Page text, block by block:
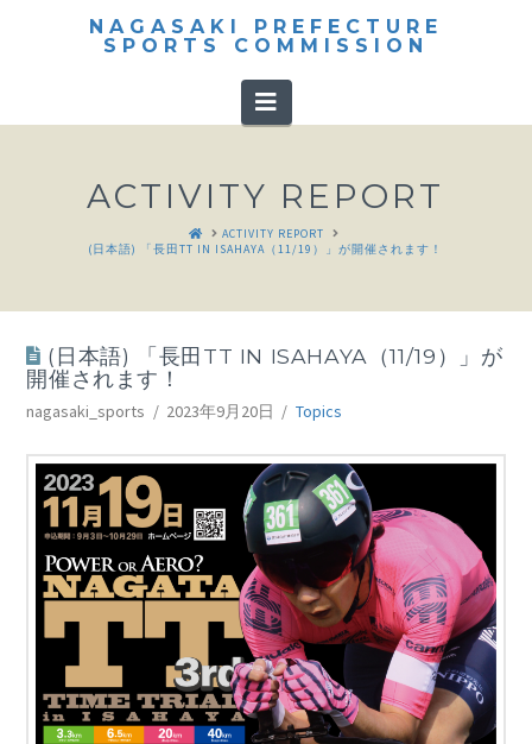
NAGASAKI PREFECTURE
SPORTS COMMISSION
Navigation
ACTIVITY REPORT
HOMEACTIVITY REPORT
(日本語) 「長田TT IN ISAHAYA（11/19）」が開催されます！
(日本語) 「長田TT IN ISAHAYA（11/19）」が
開催されます！
nagasaki_sports 2023年9月20日 Topics